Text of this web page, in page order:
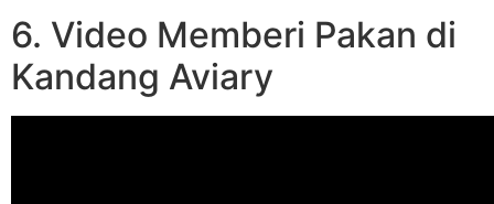
6. Video Memberi Pakan di
Kandang Aviary